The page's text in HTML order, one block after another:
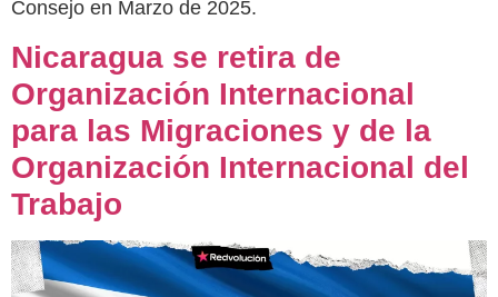
Consejo en Marzo de 2025.
Nicaragua se retira de
Organización Internacional
para las Migraciones y de la
Organización Internacional del
Trabajo